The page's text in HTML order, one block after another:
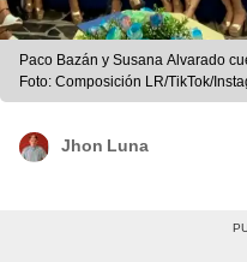
Paco Bazán y Susana Alvarado
Foto: Composición LR/TikTok/
Jhon Luna